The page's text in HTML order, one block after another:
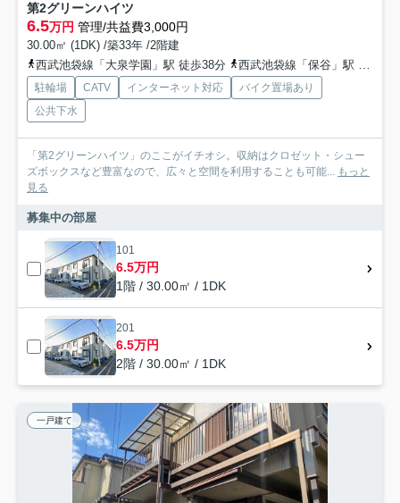
第2グリーンハイツ
6.5万円 管理/共益費3,000円
30.00㎡ (1DK) /築33年 /2階建
西武池袋線「大泉学園」駅 徒歩38分
西武池袋線「保谷」駅 徒歩44分
駐輪場 CATV インターネット対応
バイク置場あり
公共下水
「第2グリーンハイツ」のここがイチオシ。収納はクロゼット・シュー
ズボックスなど豊富なので、広々と空間を利用することも可能... もっと
見る
募集中の部屋
101
6.5万円
1階 / 30.00㎡ / 1DK
201
6.5万円
2階 / 30.00㎡ / 1DK
一戸建て